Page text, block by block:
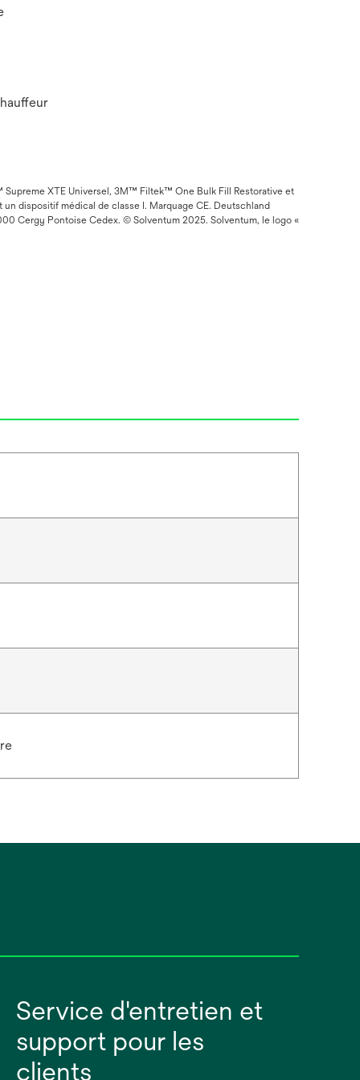
XTE Universel, 3M™ Filtek™ One Bulk Fill Restorative et
dispositif médical de classe I. Marquage CE. Deutschland
Cergy Pontoise Cedex. © Solventum 2025. Solventum, le logo «
Service d'entretien et
support pour les
clients